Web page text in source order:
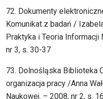
72. Dokumenty
Komunikat z badań /
Praktyka i Teoria Informacji
nr 3, s. 30-37
73. Dolnośląska Biblioteka
organizacja pracy /Anna
Naukowej. – 2008, nr 2, s.